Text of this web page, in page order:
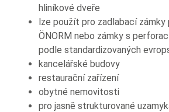
hliníkové dveře
lze použít pro zadlabací zámky
ÖNORM nebo zámky s
podle standardizovaných
kancelářské budovy
restaurační zařízení
obytné nemovitosti
pro jasně strukturované